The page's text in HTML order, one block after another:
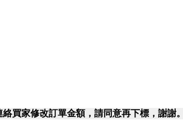
買家修改訂單金額，請同意再下標，謝謝。